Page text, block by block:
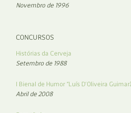
Novembro de 1996
CONCURSOS
Histórias da Cerveja
Setembro de 1988
I Bienal de Humor “Luís D’Oliveira
Abril de 2008